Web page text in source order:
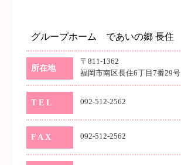
グループホーム であいの郷 長住
所在地
〒811-1362
福岡市南区長住6丁目7番29号
T E L 092-512-2562
F A X 092-512-2562